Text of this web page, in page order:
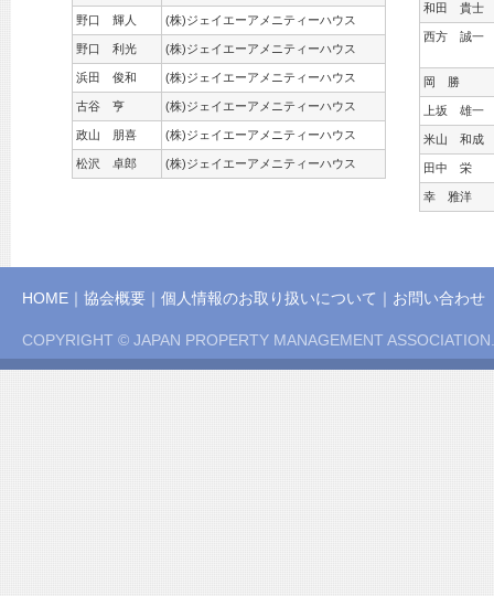
野口 輝人 (株)ジェイエーアメニティーハウス
野口 利光 (株)ジェイエーアメニティーハウス
浜田 俊和 (株)ジェイエーアメニティーハウス
古谷 亨 (株)ジェイエーアメニティーハウス
政山 朋喜 (株)ジェイエーアメニティーハウス
松沢 卓郎 (株)ジェイエーアメニティーハウス
和田 貴士
西方 誠一
岡 勝
上坂 雄一
米山 和成
田中 栄
幸 雅洋
HOME ｜ 協会概要 ｜ 個人情報のお取り扱いについて ｜ お問い合わせ
COPYRIGHT © JAPAN PROPERTY MANAGEMENT